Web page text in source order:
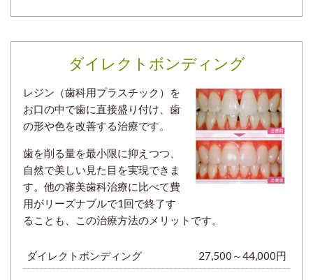
ダイレクトボンディング
レジン（歯科用プラスチック）を
お口の中で歯に直接盛り付け、歯
の形や色を改善する治療です。
歯を削る量を最小限に抑えつつ、
自然で美しい見た目を実現できま
す。他の審美歯科治療に比べて費
用がリーズナブルで1回で終了す
ることも、この治療方法のメリットです。
ダイレクトボンディング 27,500～44,000円